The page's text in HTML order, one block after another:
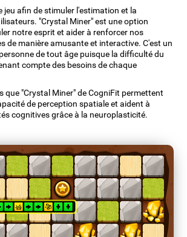
jeu afin de stimuler l'estimation et la
"Crystal Miner" est une option
notre esprit et aider à renforcer nos
de manière amusante et interactive. C'est un
de tout âge puisque la difficulté du
compte des besoins de chaque
que "Crystal Miner" de CogniFit permettent
de perception spatiale et aident à
cognitives grâce à la neuroplasticité.